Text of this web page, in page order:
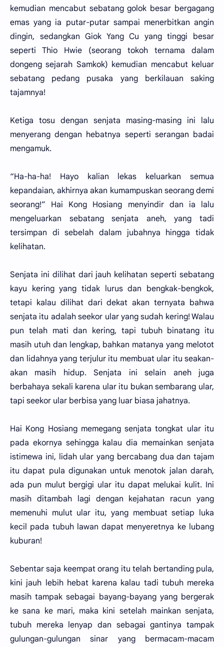
kemudian mencabut sebatang golok besar bergagang
emas yang ia putar-putar sampai menerbitkan angin
dingin, sedangkan Giok Yang Cu yang tinggi besar
seperti Thio Hwie (seorang tokoh ternama dalam
dongeng sejarah Samkok) kemudian mencabut keluar
sebatang pedang pusaka yang berkilauan saking
tajamnya!
Ketiga tosu dengan senjata masing-masing ini lalu
menyerang dengan hebatnya seperti serangan badai
mengamuk.
“Ha-ha-ha! Hayo kalian lekas keluarkan semua
kepandaian, akhirnya akan kumampuskan seorang demi
seorang!” Hai Kong Hosiang menyindir dan ia lalu
mengeluarkan sebatang senjata aneh, yang tadi
tersimpan di sebelah dalam jubahnya hingga tidak
kelihatan.
Senjata ini dilihat dari jauh kelihatan seperti sebatang
kayu kering yang tidak lurus dan bengkak-bengkok,
tetapi kalau dilihat dari dekat akan ternyata bahwa
senjata itu adalah seekor ular yang sudah kering! Walau
pun telah mati dan kering, tapi tubuh binatang itu
masih utuh dan lengkap, bahkan matanya yang melotot
dan lidahnya yang terjulur itu membuat ular itu seakan-
akan masih hidup. Senjata ini selain aneh juga
berbahaya sekali karena ular itu bukan sembarang ular,
tapi seekor ular berbisa yang luar biasa jahatnya.
Hai Kong Hosiang memegang senjata tongkat ular itu
pada ekornya sehingga kalau dia memainkan senjata
istimewa ini, lidah ular yang bercabang dua dan tajam
itu dapat pula digunakan untuk menotok jalan darah,
ada pun mulut bergigi ular itu dapat melukai kulit. Ini
masih ditambah lagi dengan kejahatan racun yang
memenuhi mulut ular itu, yang membuat setiap luka
kecil pada tubuh lawan dapat menyeretnya ke lubang
kuburan!
Sebentar saja keempat orang itu telah bertanding pula,
kini jauh lebih hebat karena kalau tadi tubuh mereka
masih tampak sebagai bayang-bayang yang bergerak
ke sana ke mari, maka kini setelah mainkan senjata,
tubuh mereka lenyap dan sebagai gantinya tampak
gulungan-gulungan sinar yang bermacam-macam